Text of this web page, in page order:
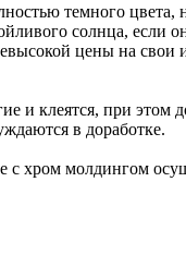
темного цвета,
солнца, если
цены на
клеятся, при этом
в доработке.
хром молдингом